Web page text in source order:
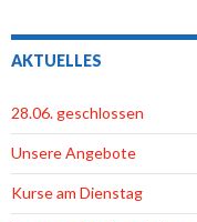
AKTUELLES
28.06. geschlossen
Unsere Angebote
Kurse am Dienstag